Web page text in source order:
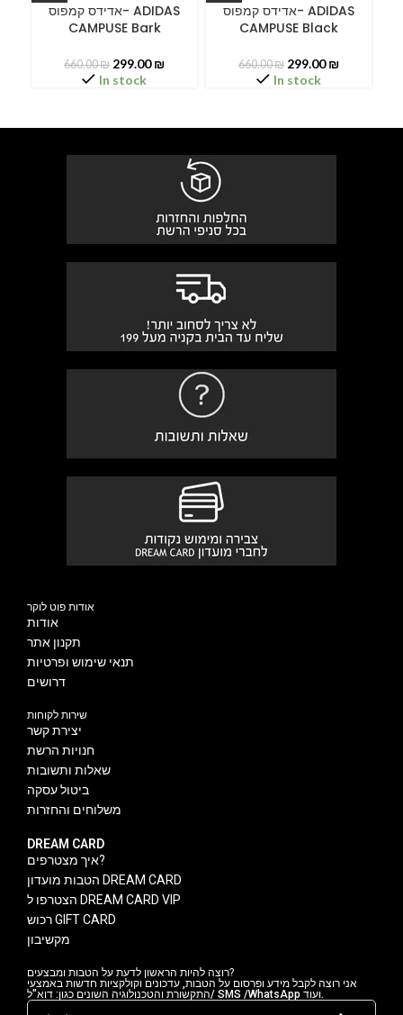
אדידס קמפוס- ADIDAS
CAMPUSE Bark
660.00₪ 299.00₪
In stock
אדידס קמפוס- ADIDAS
CAMPUSE Black
660.00₪ 299.00₪
In stock
אודות פוט לוקר
אודות
תקנון אתר
תנאי שימוש ופרטיות
דרושים
שירות לקוחות
יצירת קשר
חנויות הרשת
שאלות ותשובות
ביטול עסקה
משלוחים והחזרות
DREAM CARD
איך מצטרפים?
הטבות מועדון DREAM CARD
הצטרפו ל DREAM CARD VIP
רכוש GIFT CARD
מקשיבון
רוצה להיות הראשון לדעת על הטבות ומבצעים?
אני רוצה לקבל מידע ופרסום על הטבות, עדכונים וקולקציות חדשות באמצעי
התקשורת והטכנולוגיה השונים כגון: דוא"ל/ SMS /WhatsApp ועוד.